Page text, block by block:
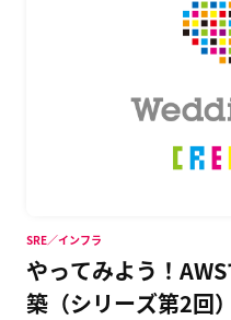
やってみよう！
築（シリーズ第2回）
SRE／インフラ